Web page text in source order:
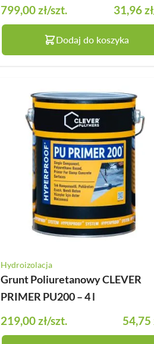
799,00 zł/szt. 31,96 zł
Dodaj do koszyka
Hydroizolacja
Grunt Poliuretanowy CLEVER
PRIMER PU200 – 4 l
219,00 zł/szt. 54,75